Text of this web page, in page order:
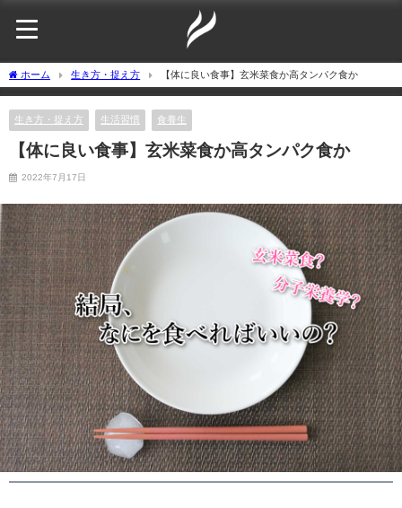
ホーム 生き方・捉え方 【体に良い食事】玄米菜食か高タンパク食か
生き方・捉え方 生活習慣 食養生
【体に良い食事】玄米菜食か高タンパク食か
2022年7月17日